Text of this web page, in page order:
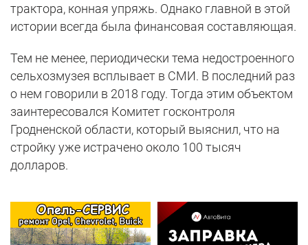
трактора, конная упряжь. Однако главной в этой
истории всегда была финансовая составляющая.
Тем не менее, периодически тема недостроенного
сельхозмузея всплывает в СМИ. В последний раз
о нем говорили в 2018 году. Тогда этим объектом
заинтересовался Комитет госконтроля
Гродненской области, который выяснил, что на
стройку уже истрачено около 100 тысяч
долларов.